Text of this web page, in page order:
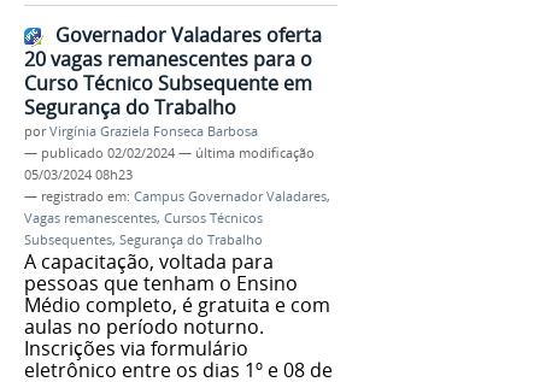
Governador Valadares oferta
20 vagas remanescentes para o
Curso Técnico Subsequente em
Segurança do Trabalho
porVirgínia Graziela Fonseca Barbosa
— publicado 02/02/2024 — última modificação
05/03/2024 08h23
— registrado em: Campus Governador Valadares,
Vagas remanescentes, Cursos Técnicos
Subsequentes, Segurança do Trabalho
A capacitação, voltada para
pessoas que tenham o Ensino
Médio completo, é gratuita e com
aulas no período noturno.
Inscrições via formulário
eletrônico entre os dias 1º e 08 de